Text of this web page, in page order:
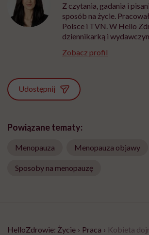
Z czytania, gadania i
sposób na życie.
Polsce i TVN. W Hello
dziennikarką i
Zobacz profil
Udostępnij
Powiązane tematy:
Menopauza Menopauza objawy
Sposoby na menopauzę
HelloZdrowie: Życie › Praca › Kobieta